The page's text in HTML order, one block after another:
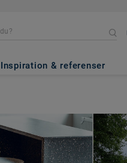
Inspiration & referenser